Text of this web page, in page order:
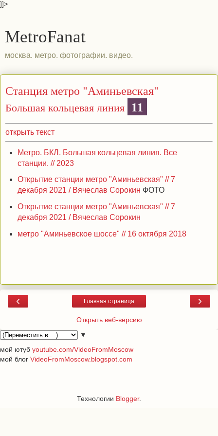
]]>
MetroFanat
москва. метро. фотографии. видео.
Станция метро "Аминьевская"
Большая кольцевая линия 11
открыть текст
Метро. БКЛ. Большая кольцевая линия. Все
станции. // 2023
Открытие станции метро "Аминьевская" // 7
декабря 2021 / Вячеслав Сорокин ФОТО
Открытие станции метро "Аминьевская" // 7
декабря 2021 / Вячеслав Сорокин
метро "Аминьевское шоссе" // 16 октября 2018
‹ ›
Главная страница
Открыть веб-версию
▼
мой ютуб youtube.com/VideoFromMoscow
мой блог VideoFromMoscow.blogspot.com
Технологии Blogger.